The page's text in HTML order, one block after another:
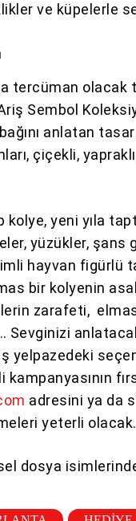
ve küpelerle
tercüman olacak
Sembol
anlatan
çiçekli,
kolye, yeni yıla
yüzükler, şans
hayvan figürlü
bir kolyenin
zarafeti,
Sevginizi
yelpazedeki
adresini ya da
yeterli olacak.
dosya isimlerinde